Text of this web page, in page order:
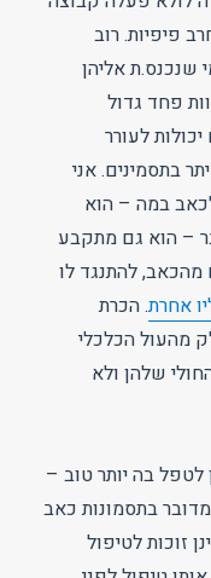
פיפיות. רוב
שנכנס.ת אליהן
פחד גדול
לעורר
בתסמינים. אני
במה – הוא
– הוא גם מתקבע
מהכאב, להתנגד לו
אחרת. הכרת
מהעול הכלכלי
שלהן ולא
לטפל בה יותר טוב –
בתסמונות כאב
זוכות לטיפול